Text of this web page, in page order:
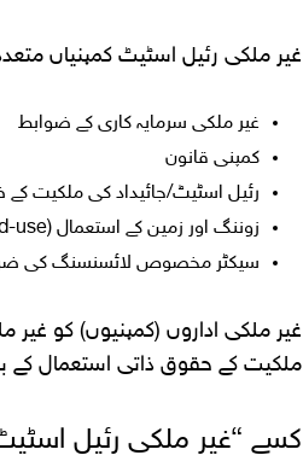
غیر ملکی رئیل اسٹیٹ کمپنیاں
غیر ملکی سرمایہ کاری کے ضوابط
کمپنی قانون
رئیل اسٹیٹ/جائیداد کی ملکیت
زوننگ اور زمین کے استعمال (land-use) کے کنٹرولز
سیکٹر مخصوص لائسنسنگ کی
غیر ملکی اداروں (کمپنیوں) کو
ملکیت کے حقوق ذاتی استعمال کے
کسے “غیر ملکی رئیل